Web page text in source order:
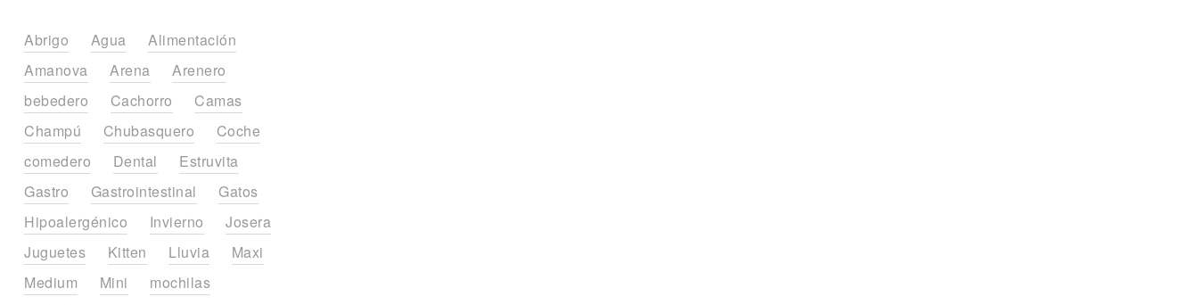
Abrigo Agua
Alimentación
Amanova
Arena
Arenero
bebedero
Cachorro
Camas
Champú
Chubasquero
Coche
comedero
Dental
Estruvita
Gastro
Gastrointestinal
Gatos
Hipoalergénico
Invierno
Josera
Juguetes
Kitten Lluvia
Maxi
Medium
Mini
mochilas